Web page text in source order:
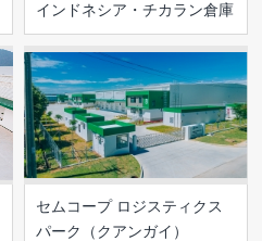
インドネシア・チカラン倉庫
セムコープ ロジスティクス
パーク（クアンガイ）